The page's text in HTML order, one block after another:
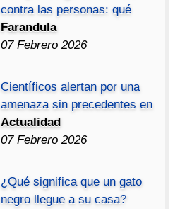
contra las personas: qué
Farandula
07 Febrero 2026
Científicos alertan por una
amenaza sin precedentes en
Actualidad
07 Febrero 2026
¿Qué significa que un gato
negro llegue a su casa?